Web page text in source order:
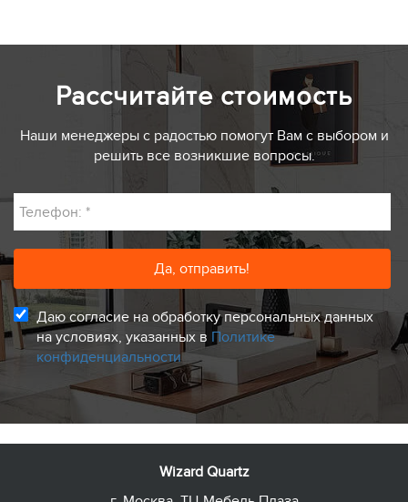
Рассчитайте стоимость
Наши менеджеры с радостью помогут Вам с выбором и
решить все возникшие вопросы.
Телефон: *
Даю согласие на обработку персональных данных
на условиях, указанных в Политике
конфиденциальности
Wizard Quartz